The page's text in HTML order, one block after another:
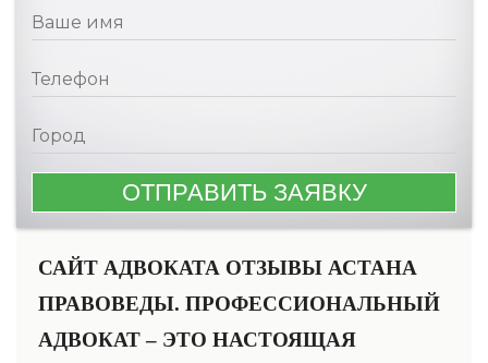
САЙТ АДВОКАТА ОТЗЫВЫ АСТАНА
ПРАВОВЕДЫ. ПРОФЕССИОНАЛЬНЫЙ
АДВОКАТ – ЭТО НАСТОЯЩАЯ